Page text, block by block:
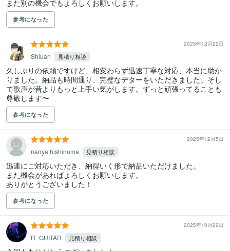
また別の機会でもよろしくお願いします。
参考になった
2025年12月22日
Shiuan 見積り相談
久しぶりの依頼ですけど、相変わらず迅速丁寧な対応、本当に助か
りました。納品も時間通り、完璧なデターをいただきました。そし
て歌声が昔よりもっと上手い気がします。ずっと頑張ってることも
尊敬します〜
参考になった
2025年12月5日
naoya hishinuma 見積り相談
迅速にご対応いただき、納得いく形で納品いただけました。
また機会があればよろしくお願いします。
ありがとうございました！
参考になった
2025年10月29日
R_GUITAR 見積り相談